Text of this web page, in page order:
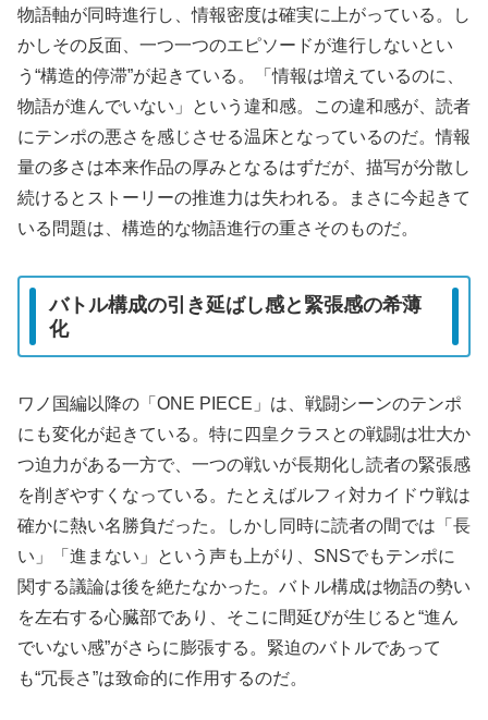
物語軸が同時進行し、情報密度は確実に上がっている。し
かしその反面、一つ一つのエピソードが進行しないとい
う“構造的停滞”が起きている。「情報は増えているのに、
物語が進んでいない」という違和感。この違和感が、読者
にテンポの悪さを感じさせる温床となっているのだ。情報
量の多さは本来作品の厚みとなるはずだが、描写が分散し
続けるとストーリーの推進力は失われる。まさに今起きて
いる問題は、構造的な物語進行の重さそのものだ。
バトル構成の引き延ばし感と緊張感の希薄
化
ワノ国編以降の「ONE PIECE」は、戦闘シーンのテンポ
にも変化が起きている。特に四皇クラスとの戦闘は壮大か
つ迫力がある一方で、一つの戦いが長期化し読者の緊張感
を削ぎやすくなっている。たとえばルフィ対カイドウ戦は
確かに熱い名勝負だった。しかし同時に読者の間では「長
い」「進まない」という声も上がり、SNSでもテンポに
関する議論は後を絶たなかった。バトル構成は物語の勢い
を左右する心臓部であり、そこに間延びが生じると“進ん
でいない感”がさらに膨張する。緊迫のバトルであって
も“冗長さ”は致命的に作用するのだ。